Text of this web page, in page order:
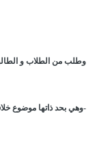
وطلب من الطلاب و
-وهي بحد ذاتها موضوع